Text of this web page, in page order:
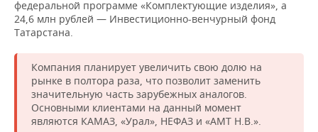
ВОДНЫЕ ВИДЫ СПОРТА
ХОККЕЙ С МЯЧОМ
ОБРАЗОВАНИЕ
ПРОИСШЕСТВИЯ
федеральной программе «Комплектующие изделия», а
24,6 млн рублей — Инвестиционно-венчурный фонд
Татарстана.
Компания планирует увеличить свою долю на
рынке в полтора раза, что позволит заменить
значительную часть зарубежных аналогов.
Основными клиентами на данный момент
являются КАМАЗ, «Урал», НЕФАЗ и «АМТ Н.В.».